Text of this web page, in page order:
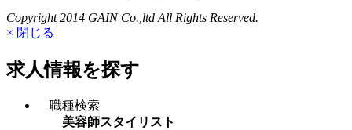
Copyright 2014 GAIN Co.,ltd All Rights Reserved.
× 閉じる
求人情報を探す
職種検索
美容師スタイリスト